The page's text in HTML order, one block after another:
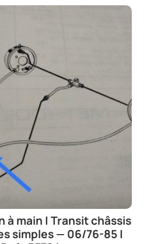
à main | Transit châssis
simples — 06/76-85 |